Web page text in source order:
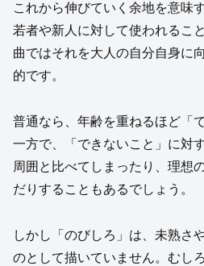
これから伸びていく余地を意味
若者や新人に対して使われるこ
曲ではそれを大人の自分自身に
的です。
普通なら、年齢を重ねるほど「
一方で、「できないこと」に対
周囲と比べてしまったり、理想
だりすることもあるでしょう。
しかし「のびしろ」は、未熟さ
のとして描いていません。むし